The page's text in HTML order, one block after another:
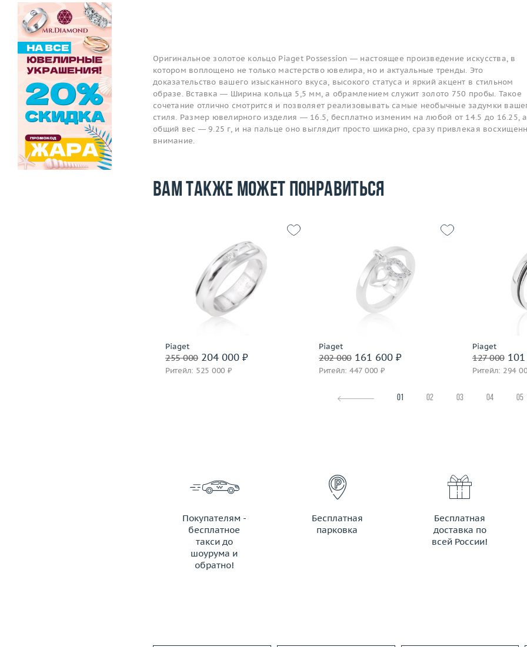
Оригинальное золотое кольцо Piaget Possession — настоящее произведение искусства, в
котором воплощено не только мастерство ювелира, но и актуальные тренды. Это
доказательство вашего изысканного вкуса, высокого статуса и яркий акцент в стильном
образе. Вставка — Ширина кольца 5,5 мм, а обрамлением служит золото 750 пробы. Такое
сочетание отлично смотрится и позволяет реализовывать самые необычные задумки
стиля. Размер ювелирного изделия — 16.5, бесплатно изменим на любой от 14.5 до 16.25, а
общий вес — 9.25 г, и на пальце оно выглядит просто шикарно, сразу привлекая
внимание.
Вам также может понравиться
Piaget
255 000204 000 ₽
Ритейл: 525 000 ₽
Материал
золото 750 пробы
Piaget
202 000161 600 ₽
Ритейл: 447 000 ₽
золото 750 пробы
Piaget
127 000101
Ритейл: 294
01 02 03 04 05
Покупателям -
бесплатное
такси до
шоурума и
обратно!
ЗАКАЗАТЬ ТАКСИ
Бесплатная
парковка
Бесплатная
доставка по
всей России!